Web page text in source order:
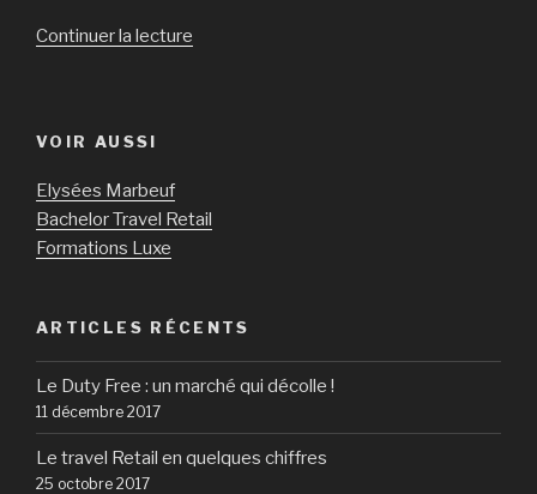
Continuer la lecture
grands
aéroports
actuellement
des
liant
le
VOIR AUSSI
Elysées Marbeuf
Bachelor Travel Retail
Formations Luxe
ARTICLES RÉCENTS
Le Duty Free : un marché qui décolle !
11 décembre 2017
Le travel Retail en quelques chiffres
25 octobre 2017